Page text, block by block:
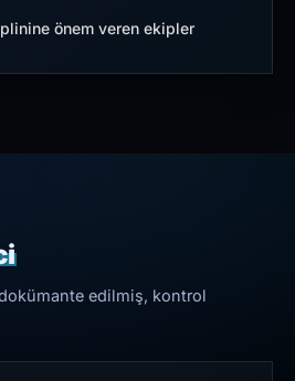
önem veren ekipler
edilmiş, kontrol